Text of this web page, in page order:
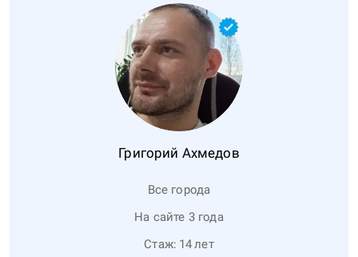
Григорий Ахмедов
Все города
На сайте 3 года
Стаж: 14лет